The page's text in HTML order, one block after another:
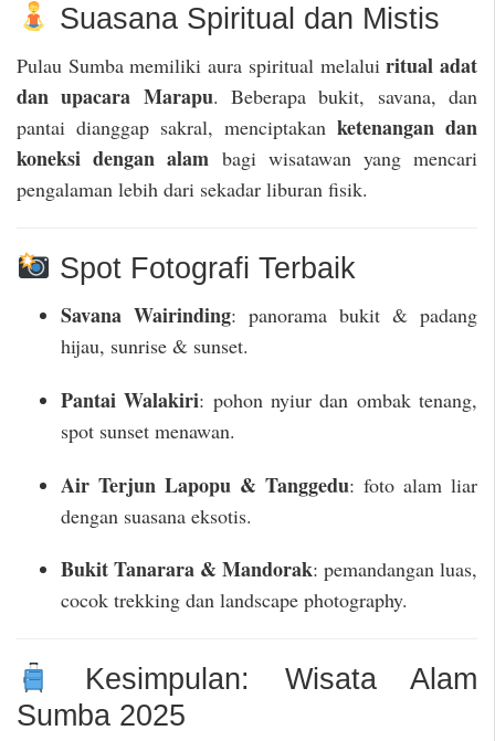
Suasana Spiritual dan Mistis
Pulau Sumba memiliki aura spiritual melaluiritual adat
dan upacara Marapu. Beberapa bukit, savana, dan
pantai dianggap sakral, menciptakan ketenangan dan
koneksi dengan alam bagi wisatawan yang mencari
pengalaman lebih dari sekadar liburan fisik.
Spot Fotografi Terbaik
Savana Wairinding: panorama bukit & padang
hijau, sunrise & sunset.
Pantai Walakiri: pohon nyiur dan ombak tenang,
spot sunset menawan.
Air Terjun Lapopu & Tanggedu: foto alam liar
dengan suasana eksotis.
Bukit Tanarara & Mandorak: pemandangan luas,
cocok trekking dan landscape photography.
Kesimpulan: Wisata Alam
Sumba 2025